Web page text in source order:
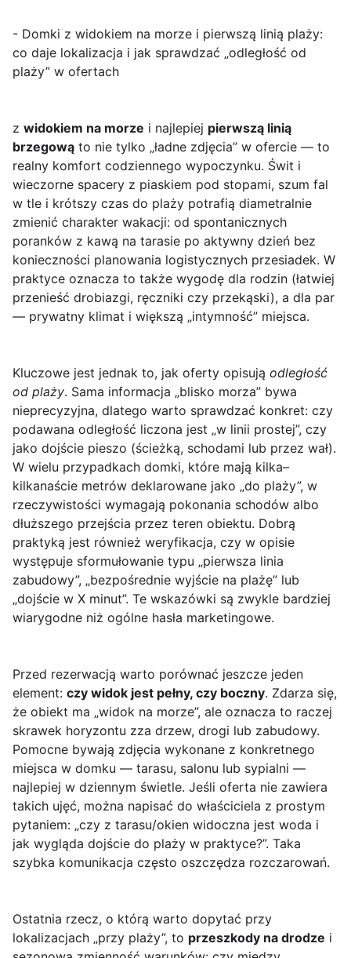
- Domki z widokiem na morze i pierwszą linią plaży:
co daje lokalizacja i jak sprawdzać „odległość od
plaży” w ofertach
z widokiem na morze i najlepiej pierwszą linią
brzegową to nie tylko „ładne zdjęcia” w ofercie — to
realny komfort codziennego wypoczynku. Świt i
wieczorne spacery z piaskiem pod stopami, szum fal
w tle i krótszy czas do plaży potrafią diametralnie
zmienić charakter wakacji: od spontanicznych
poranków z kawą na tarasie po aktywny dzień bez
konieczności planowania logistycznych przesiadek. W
praktyce oznacza to także wygodę dla rodzin (łatwiej
przenieść drobiazgi, ręczniki czy przekąski), a dla par
— prywatny klimat i większą „intymność” miejsca.
Kluczowe jest jednak to, jak oferty opisują odległość
od plaży. Sama informacja „blisko morza” bywa
nieprecyzyjna, dlatego warto sprawdzać konkret: czy
podawana odległość liczona jest „w linii prostej”, czy
jako dojście pieszo (ścieżką, schodami lub przez wał).
W wielu przypadkach domki, które mają kilka–
kilkanaście metrów deklarowane jako „do plaży”, w
rzeczywistości wymagają pokonania schodów albo
dłuższego przejścia przez teren obiektu. Dobrą
praktyką jest również weryfikacja, czy w opisie
występuje sformułowanie typu „pierwsza linia
zabudowy”, „bezpośrednie wyjście na plażę” lub
„dojście w X minut”. Te wskazówki są zwykle bardziej
wiarygodne niż ogólne hasła marketingowe.
Przed rezerwacją warto porównać jeszcze jeden
element: czy widok jest pełny, czy boczny. Zdarza się,
że obiekt ma „widok na morze”, ale oznacza to raczej
skrawek horyzontu zza drzew, drogi lub zabudowy.
Pomocne bywają zdjęcia wykonane z konkretnego
miejsca w domku — tarasu, salonu lub sypialni —
najlepiej w dziennym świetle. Jeśli oferta nie zawiera
takich ujęć, można napisać do właściciela z prostym
pytaniem: „czy z tarasu/okien widoczna jest woda i
jak wygląda dojście do plaży w praktyce?”. Taka
szybka komunikacja często oszczędza rozczarowań.
Ostatnia rzecz, o którą warto dopytać przy
lokalizacjach „przy plaży”, to przeszkody na drodze i